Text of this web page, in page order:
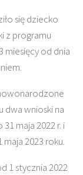
się dziecko
z programu
miesięcy od dnia
dwa wnioski na
maja 2022 r. i
2023 roku.
1 stycznia 2022